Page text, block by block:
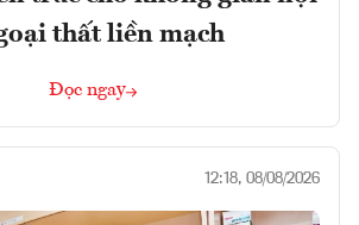
thất liền mạch
Đọc ngay
12:18, 08/08/2026